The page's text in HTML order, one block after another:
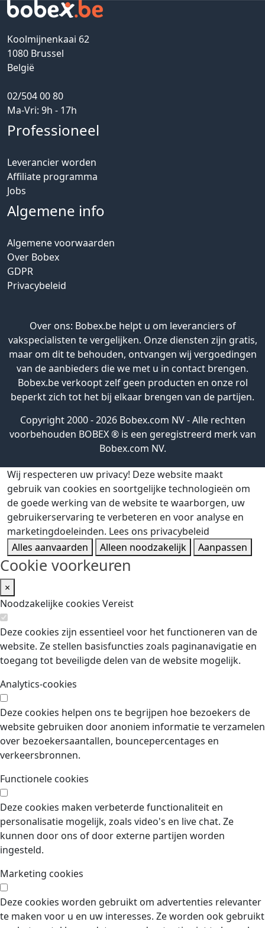
Koolmijnenkaai 62
1080 Brussel
België
02/504 00 80
Ma-Vri: 9h - 17h
Professioneel
Leverancier worden
Affiliate programma
Jobs
Algemene info
Algemene voorwaarden
Over Bobex
GDPR
Privacybeleid
Over ons: Bobex.be helpt u om leveranciers of
vakspecialisten te vergelijken. Onze diensten zijn gratis,
maar om dit te behouden, ontvangen wij vergoedingen
van de aanbieders die we met u in contact brengen.
Bobex.be verkoopt zelf geen producten en onze rol
beperkt zich tot het bij elkaar brengen van de partijen.
Copyright 2000 - 2026 Bobex.com NV - Alle rechten
voorbehouden BOBEX ® is een geregistreerd merk van
Bobex.com NV.
Wij respecteren uw privacy! Deze website maakt
gebruik van cookies en soortgelijke technologieën om
de goede werking van de website te waarborgen, uw
gebruikerservaring te verbeteren en voor analyse en
marketingdoeleinden. Lees ons privacybeleid
Alles aanvaarden
Alleen noodzakelijk Aanpassen
Cookie voorkeuren
×
Noodzakelijke cookies Vereist
Deze cookies zijn essentieel voor het functioneren van de
website. Ze stellen basisfuncties zoals paginanavigatie en
toegang tot beveiligde delen van de website mogelijk.
Analytics-cookies
Deze cookies helpen ons te begrijpen hoe bezoekers de
website gebruiken door anoniem informatie te verzamelen
over bezoekersaantallen, bouncepercentages en
verkeersbronnen.
Functionele cookies
Deze cookies maken verbeterde functionaliteit en
personalisatie mogelijk, zoals video's en live chat. Ze
kunnen door ons of door externe partijen worden
ingesteld.
Marketing cookies
Deze cookies worden gebruikt om advertenties relevanter
te maken voor u en uw interesses. Ze worden ook gebruikt